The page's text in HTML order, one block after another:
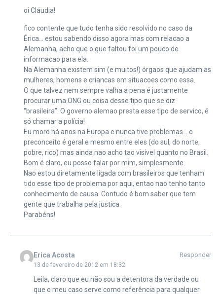
oi Cláudia!
fico contente que tudo tenha sido resolvido no caso da
Érica… estou sabendo disso agora mas com relacao a
Alemanha, acho que o que faltou foi um pouco de
informacao para ela.
Na Alemanha existem sim (e muitos!) órgaos que ajudam as
mulheres, homens e criancas em situacoes como essa.
O que talvez nem sempre valha a pena é justamente
procurar uma ONG ou coisa desse tipo que se diz
“brasileira”. O governo alemao presta esse tipo de servico, é
só chamar a polícia!
Eu moro há anos na Europa e nunca tive problemas… o
preconceito é geral e mesmo entre eles (do sul, do norte,
pobre, rico) mas ainda nao acho tao visível quanto no Brasil.
Bom é claro, eu posso falar por mim, simplesmente.
Nao estou diretamente ligada com brasileiros que tenham
tido esse tipo de problema por aqui, entao nao tenho tanto
conhecimento de causa. Contudo é bom saber que tem
gente que trabalha pela justica.
Parabéns!
Erica Acosta
13 de fevereiro de 2012 em 18:32
Responder
Leila, claro que eu não sou a detentora da verdade ou
que o meu caso serve como referência para qualquer